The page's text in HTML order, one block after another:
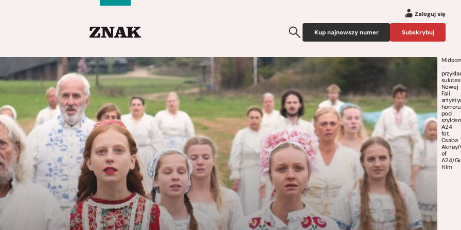
Zaloguj się
Kup najnowszy numer Subskrybuj
–
Nowej
Fali
horroru
pod
A24
fot.
Csaba
of
A24/
Film